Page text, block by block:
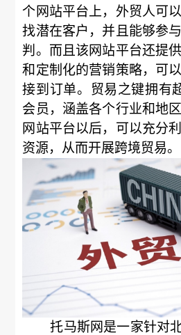
个网站平台上，外贸人可
找潜在客户，并且能够参
判。而且该网站平台还提
和定制化的营销策略，可
接到订单。贸易之键拥有
会员，涵盖各个行业和地
网站平台以后，可以充分
资源，从而开展跨境贸易。
托马斯网是一家针对